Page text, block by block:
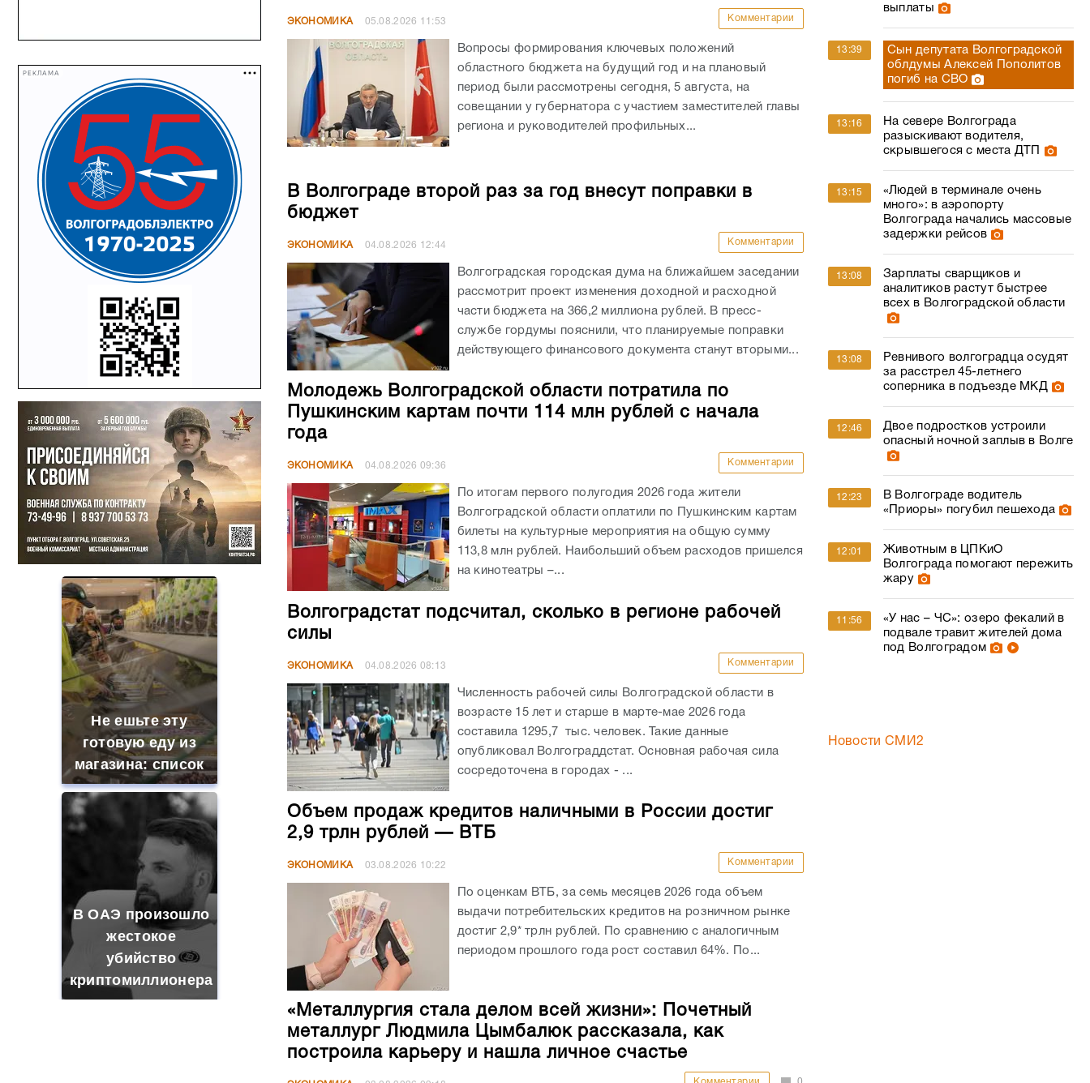
РЕКЛАМА
Не ешьте эту
готовую еду из
магазина: список
В ОАЭ произошло
жестокое
убийство
криптомиллионера
ЭКОНОМИКА 05.08.2026 11:53 Комментарии
Вопросы формирования ключевых положений
областного бюджета на будущий год и на плановый
период были рассмотрены сегодня, 5 августа, на
совещании у губернатора с участием заместителей главы
региона и руководителей профильных...
В Волгограде второй раз за год внесут поправки в
бюджет
ЭКОНОМИКА 04.08.2026 12:44 Комментарии
Волгоградская городская дума на ближайшем заседании
рассмотрит проект изменения доходной и расходной
части бюджета на 366,2 миллиона рублей. В пресс-
службе гордумы пояснили, что планируемые поправки
действующего финансового документа станут вторыми...
Молодежь Волгоградской области потратила по
Пушкинским картам почти 114 млн рублей с начала
года
ЭКОНОМИКА 04.08.2026 09:36 Комментарии
По итогам первого полугодия 2026 года жители
Волгоградской области оплатили по Пушкинским картам
билеты на культурные мероприятия на общую сумму
113,8 млн рублей. Наибольший объем расходов пришелся
на кинотеатры –...
Волгоградстат подсчитал, сколько в регионе рабочей
силы
ЭКОНОМИКА 04.08.2026 08:13 Комментарии
Численность рабочей силы Волгоградской области в
возрасте 15 лет и старше в марте-мае 2026 года
составила 1295,7 тыс. человек. Такие данные
опубликовал Волгограддстат. Основная рабочая сила
сосредоточена в городах - ...
Объем продаж кредитов наличными в России достиг
2,9 трлн рублей — ВТБ
ЭКОНОМИКА 03.08.2026 10:22 Комментарии
По оценкам ВТБ, за семь месяцев 2026 года объем
выдачи потребительских кредитов на розничном рынке
достиг 2,9* трлн рублей. По сравнению с аналогичным
периодом прошлого года рост составил 64%. По...
«Металлургия стала делом всей жизни»: Почетный
металлург Людмила Цымбалюк рассказала, как
построила карьеру и нашла личное счастье
выплаты
13:39
Сын депутата Волгоградской
облдумы Алексей Пополитов
погиб на СВО
13:16
На севере Волгограда
разыскивают водителя,
скрывшегося с места ДТП
13:15
«Людей в терминале очень
много»: в аэропорту
Волгограда начались массовые
задержки рейсов
13:08
Зарплаты сварщиков и
аналитиков растут быстрее
всех в Волгоградской области
13:08
Ревнивого волгоградца осудят
за расстрел 45-летнего
соперника в подъезде МКД
12:46
Двое подростков устроили
опасный ночной заплыв в Волге
12:23
В Волгограде водитель
«Приоры» погубил пешехода
12:01
Животным в ЦПКиО
Волгограда помогают пережить
жару
11:56
«У нас – ЧС»: озеро фекалий в
подвале травит жителей дома
под Волгоградом
Новости СМИ2